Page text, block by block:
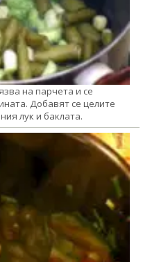
на парчета и се
Добавят се целите
лук и баклата.